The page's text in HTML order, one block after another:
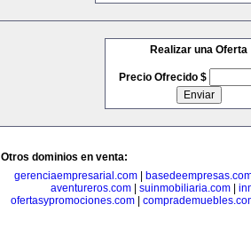
Realizar una Oferta
Precio Ofrecido $
Otros dominios en venta:
gerenciaempresarial.com|
aventureros.com| suinmobiliaria.com|
ofertasypromociones.com|